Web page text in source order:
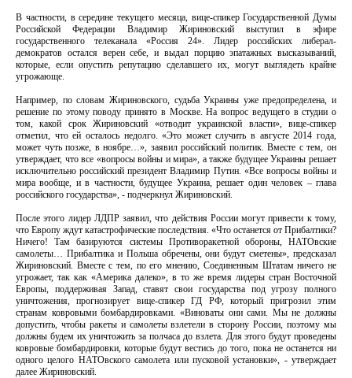
В частности, в середине текущего месяца, вице-спикер Государственной Думы
Российской Федерации Владимир Жириновский выступил в эфире
государственного телеканала «Россия 24». Лидер российских либерал-
демократов остался верен себе, и выдал порцию эпатажных высказываний,
которые, если опустить репутацию сделавшего их, могут выглядеть крайне
угрожающе.
Например, по словам Жириновского, судьба Украины уже предопределена, и
решение по этому поводу принято в Москве. На вопрос ведущего в студии о
том, какой срок Жириновский «отводит украинской власти», вице-спикер
отметил, что ей осталось недолго. «Это может случить в августе 2014 года,
может чуть позже, в ноябре…», заявил российский политик. Вместе с тем, он
утверждает, что все «вопросы войны и мира», а также будущее Украины решает
исключительно российский президент Владимир Путин. «Все вопросы войны и
мира вообще, и в частности, будущее Украина, решает один человек – глава
российского государства», - подчеркнул Жириновский.
После этого лидер ЛДПР заявил, что действия России могут привести к тому,
что Европу ждут катастрофические последствия. «Что останется от Прибалтики?
Ничего! Там базируются системы Противоракетной обороны, НАТОвские
самолеты… Прибалтика и Польша обречены, они будут сметены», предсказал
Жириновский. Вместе с тем, по его мнению, Соединенным Штатам ничего не
угрожает, так как «Америка далеко», в то же время лидеры стран Восточной
Европы, поддерживая Запад, ставят свои государства под угрозу полного
уничтожения, прогнозирует вице-спикер ГД РФ, который пригрозил этим
странам ковровыми бомбардировками. «Виноваты они сами. Мы не должны
допустить, чтобы ракеты и самолеты взлетели в сторону России, поэтому мы
должны будем их уничтожить за полчаса до взлета. Для этого будут проведены
ковровые бомбардировки, которые будут вестись до того, пока не останется ни
одного целого НАТОвского самолета или пусковой установки», - утверждает
далее Жириновский.